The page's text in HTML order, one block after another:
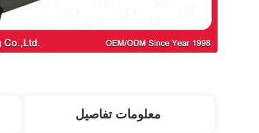
معلومات تفاصيل